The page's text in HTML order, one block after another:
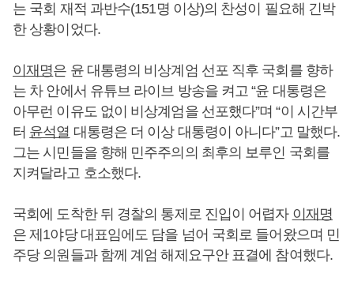
는 국회 재적 과반수(151명 이상)의 찬성이 필요해 긴박
한 상황이었다.
이재명은 윤 대통령의 비상계엄 선포 직후 국회를 향하
는 차 안에서 유튜브 라이브 방송을 켜고 “윤 대통령은
아무런 이유도 없이 비상계엄을 선포했다”며 “이 시간부
터 윤석열 대통령은 더 이상 대통령이 아니다”고 말했다.
그는 시민들을 향해 민주주의의 최후의 보루인 국회를
지켜달라고 호소했다.
국회에 도착한 뒤 경찰의 통제로 진입이 어렵자 이재명
은 제1야당 대표임에도 담을 넘어 국회로 들어왔으며 민
주당 의원들과 함께 계엄 해제요구안 표결에 참여했다.